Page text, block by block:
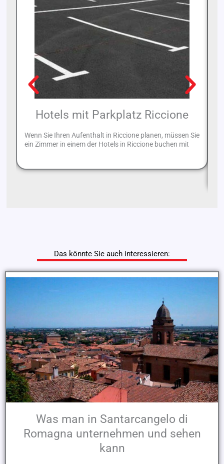
Hotels mit Parkplatz Riccione
Wenn Sie Ihren Aufenthalt in Riccione planen, müssen Sie
ein Zimmer in einem der Hotels in Riccione buchen mit
Das könnte Sie auch interessieren:
Was man in Santarcangelo di
Romagna unternehmen und sehen
kann